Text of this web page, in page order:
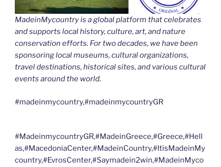
MadeinMycountry is a global platform that celebrates
and supports local history, culture, art, and nature
conservation efforts. For two decades, we have been
sponsoring local museums, cultural organizations,
travel destinations, historical sites, and various cultural
events around the world.
#madeinmycountry,#madeinmycountryGR
#MadeinmycountryGR,#MadeinGreece,#Greece,#Hell
as,#MacedoniaCenter,#MadeinCountry,#ItisMadeinMy
country,#EvrosCenter,#Saymadein2win,#MadeinMyco